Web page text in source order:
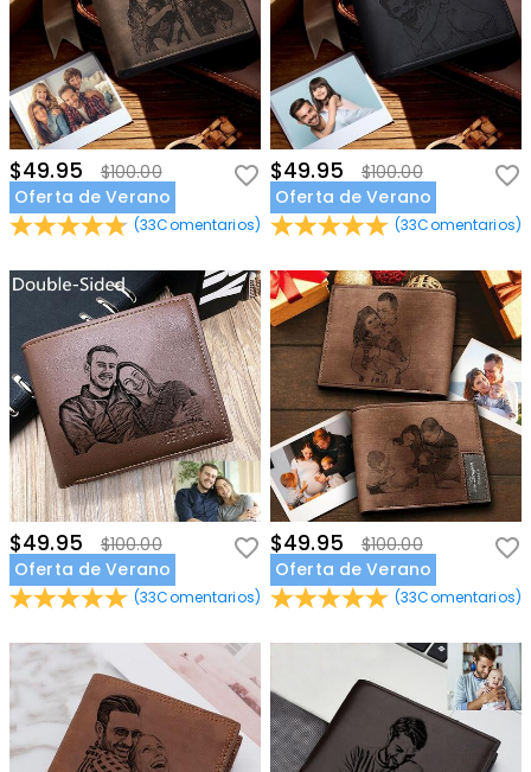
$49.95
$100.00
Oferta de Verano
(33Comentarios)
$49.95
$100.00
Oferta de Verano
(33Comentarios)
$49.95
$100.00
Oferta de Verano
(33Comentarios)
$49.95
$100.00
Oferta de Verano
(33Comentarios)